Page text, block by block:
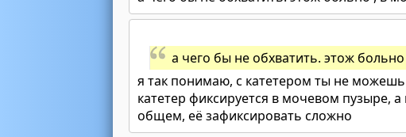
а чего бы не обхватить. этож
я так понимаю, с катетером ты не
катетер фиксируется в мочевом пузыре,
общем, её зафиксировать сложно